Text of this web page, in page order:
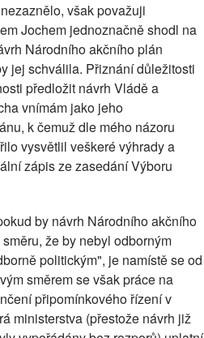
však považuji
Jochem jednoznačně shodl na
Národního akčního plán
jej schválila. Přiznání důležitosti
předložit návrh Vládě a
vnímám jako jeho
k čemuž dle mého názoru
vysvětlil veškeré výhrady a
zápis ze zasedání Výboru
by návrh Národního akčního
že by nebyl odborným
politickým", je namístě se od
směrem se však práce na
připomínkového řízení v
ministerstva (přestože návrh již